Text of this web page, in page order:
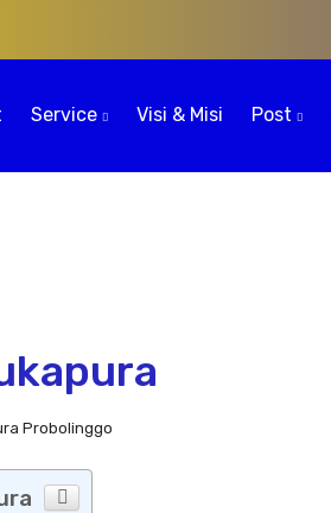
Service Visi & Misi Post
Probolinggo